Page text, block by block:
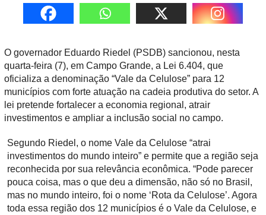
O governador Eduardo Riedel (PSDB) sancionou, nesta
quarta-feira (7), em Campo Grande, a Lei 6.404, que
oficializa a denominação “Vale da Celulose” para 12
municípios com forte atuação na cadeia produtiva do setor. A
lei pretende fortalecer a economia regional, atrair
investimentos e ampliar a inclusão social no campo.
Segundo Riedel, o nome Vale da Celulose “atrai
investimentos do mundo inteiro” e permite que a região seja
reconhecida por sua relevância econômica. “Pode parecer
pouca coisa, mas o que deu a dimensão, não só no Brasil,
mas no mundo inteiro, foi o nome ‘Rota da Celulose’. Agora
toda essa região dos 12 municípios é o Vale da Celulose, e